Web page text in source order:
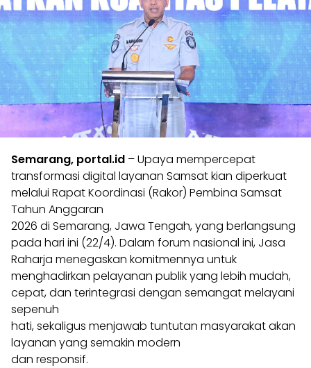
Semarang, portal.id – Upaya mempercepat
transformasi digital layanan Samsat kian diperkuat
melalui Rapat Koordinasi (Rakor) Pembina Samsat
Tahun Anggaran
2026 di Semarang, Jawa Tengah, yang berlangsung
pada hari ini (22/4). Dalam forum nasional ini, Jasa
Raharja menegaskan komitmennya untuk
menghadirkan pelayanan publik yang lebih mudah,
cepat, dan terintegrasi dengan semangat melayani
sepenuh
hati, sekaligus menjawab tuntutan masyarakat akan
layanan yang semakin modern
dan responsif.